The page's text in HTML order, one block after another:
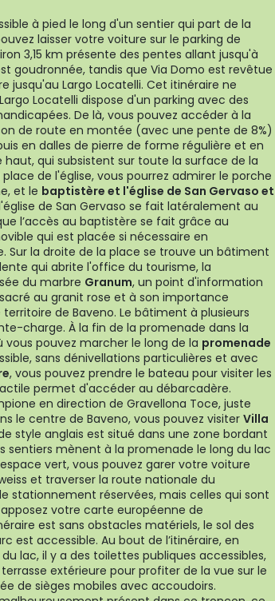
à pied le long d'un sentier qui part de la
laisser votre voiture sur le parking de
3,15 km présente des pentes allant jusqu'à
goudronnée, tandis que Via Domo est revêtue
jusqu'au Largo Locatelli. Cet itinéraire ne
Locatelli dispose d'un parking avec des
De là, vous pouvez accéder à la
de route en montée (avec une pente de 8%)
en dalles de pierre de forme régulière et en
qui subsistent sur toute la surface de la
de l'église, vous pourrez admirer le porche
et le baptistère et l'église de San Gervaso et
de San Gervaso se fait latéralement au
l’accès au baptistère se fait grâce au
qui est placée si nécessaire en
la droite de la place se trouve un bâtiment
qui abrite l'office du tourisme, la
du marbre Granum, un point d'information
au granit rose et à son importance
de Baveno. Le bâtiment à plusieurs
charge. À la fin de la promenade dans la
vous pouvez marcher le long de la promenade
sans dénivellations particulières et avec
, vous pouvez prendre le bateau pour visiter les
permet d'accéder au débarcadère.
en direction de Gravellona Toce, juste
le centre de Baveno, vous pouvez visiter Villa
style anglais est situé dans une zone bordant
sentiers mènent à la promenade le long du lac
vert, vous pouvez garer votre voiture
et traverser la route nationale du
stationnement réservées, mais celles qui sont
votre carte européenne de
est sans obstacles matériels, le sol des
est accessible. Au bout de l’itinéraire, en
lac, il y a des toilettes publiques accessibles,
extérieure pour profiter de la vue sur le
de sièges mobiles avec accoudoirs.